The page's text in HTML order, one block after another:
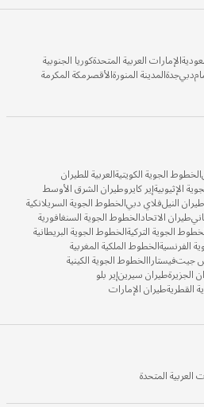
الإمارات العربية المتحدةكوريا الجنوبية
دبيجدةالمدينة المنورةالأقصرمكة المكرمة
الخطوط الجوية الكويتيةالعربية للطيران
الإثيوبيةإير كايروطيران الشرق الأوسط
طيران النيلفلاي دبيالخطوط الجوية السريلانكية
طيران الاتحادالخطوط الجوية السنغافورية
الجوية التركيةالخطوط الجوية البريطانية
الفرنسيةالخطوط الملكية المغربية
جيتفيستاراالخطوط الجوية الكينية
الجزيرةطيران سيرينإير بلو
القطريةطيران الإمارات
العربية المتحدة